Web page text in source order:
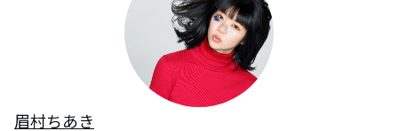
眉村ちあき